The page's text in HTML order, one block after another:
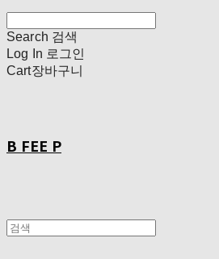
Search 검색
Log In 로그인
Cart장바구니
B FEE P